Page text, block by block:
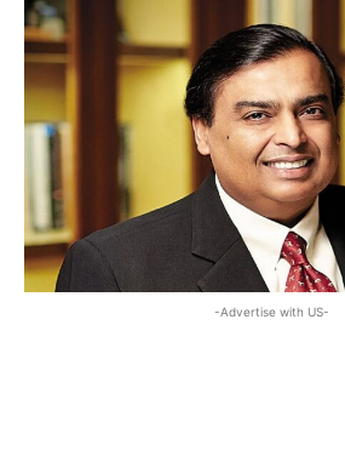
-Advertise with US-